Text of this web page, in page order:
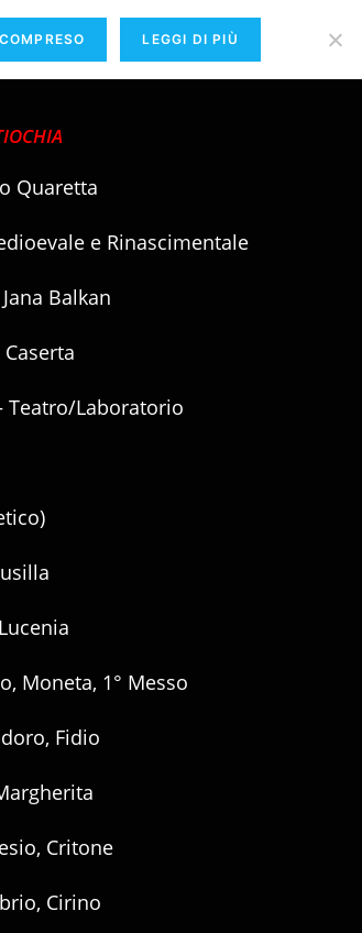
Quaretta
e Rinascimentale
Balkan
Teatro/Laboratorio
Moneta, 1° Messo
Fidio
Critone
Cirino
LEGGI DI PIÙ